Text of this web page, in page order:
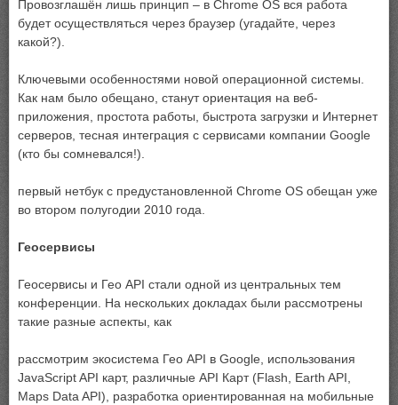
Провозглашён лишь принцип – в Chrome OS вся работа
будет осуществляться через браузер (угадайте, через
какой?).
Ключевыми особенностями новой операционной системы.
Как нам было обещано, станут ориентация на веб-
приложения, простота работы, быстрота загрузки и Интернет
серверов, тесная интеграция с сервисами компании Google
(кто бы сомневался!).
первый нетбук с предустановленной Chrome OS обещан уже
во втором полугодии 2010 года.
Геосервисы
Геосервисы и Гео API стали одной из центральных тем
конференции. На нескольких докладах были рассмотрены
такие разные аспекты, как
рассмотрим экосистема Гео API в Google, использования
JavaScript API карт, различные API Карт (Flash, Earth API,
Maps Data API), разработка ориентированная на мобильные